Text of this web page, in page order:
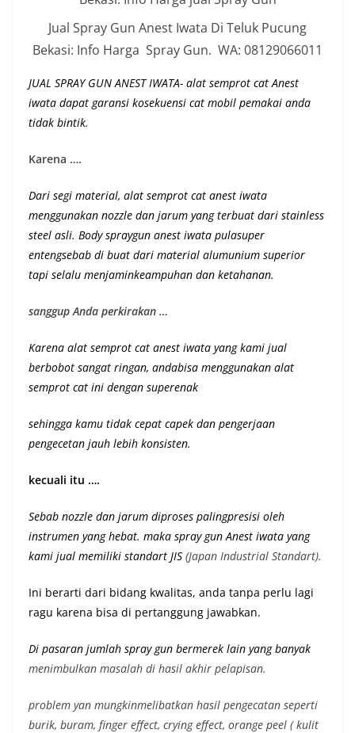
Jual Spray Gun Anest Iwata Di Teluk Pucung
Bekasi: Info Harga Spray Gun. WA: 08129066011
JUAL SPRAY GUN ANEST IWATA- alat semprot cat Anest
iwata dapat garansi kosekuensi cat mobil pemakai anda
tidak bintik.
Karena ….
Dari segi material, alat semprot cat anest iwata
menggunakan nozzle dan jarum yang terbuat dari stainless
steel asli. Body spraygun anest iwata pulasuper
entengsebab di buat dari material alumunium superior
tapi selalu menjaminkeampuhan dan ketahanan.
sanggup Anda perkirakan …
Karena alat semprot cat anest iwata yang kami jual
berbobot sangat ringan, andabisa menggunakan alat
semprot cat ini dengan superenak
sehingga kamu tidak cepat capek dan pengerjaan
pengecetan jauh lebih konsisten.
kecuali itu ….
Sebab nozzle dan jarum diproses palingpresisi oleh
instrumen yang hebat. maka spray gun Anest iwata yang
kami jual memiliki standart JIS (Japan Industrial Standart).
Ini berarti dari bidang kwalitas, anda tanpa perlu lagi
ragu karena bisa di pertanggung jawabkan.
Di pasaran jumlah spray gun bermerek lain yang banyak
menimbulkan masalah di hasil akhir pelapisan.
problem yan mungkinmelibatkan hasil pengecatan seperti
burik, buram, finger effect, crying effect, orange peel ( kulit